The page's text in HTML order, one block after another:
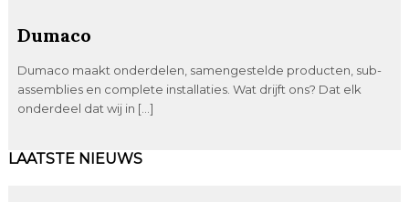
Dumaco
Dumaco maakt onderdelen, samengestelde producten, sub-
assemblies en complete installaties. Wat drijft ons? Dat elk
onderdeel dat wij in […]
LAATSTE NIEUWS